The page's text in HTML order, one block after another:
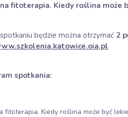
fitoterapia. Kiedy roślina może
będzie można otrzymać 2
spotkania:
fitoterapia. Kiedy roślina może być